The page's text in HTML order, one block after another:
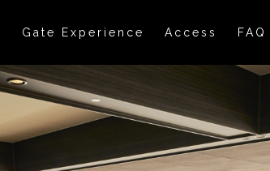
Gate Experience Access FAQ